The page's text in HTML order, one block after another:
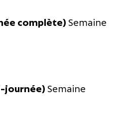
complète) Semaine
journée) Semaine